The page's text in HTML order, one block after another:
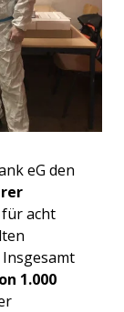
eG den
für acht
1.000